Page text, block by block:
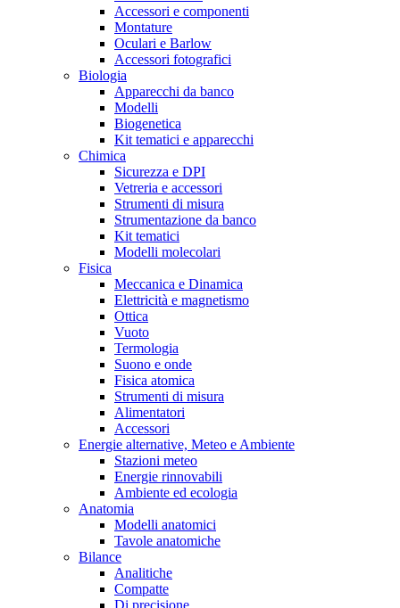
Accessori e componenti
Montature
Oculari e Barlow
Accessori fotografici
Biologia
Apparecchi da banco
Modelli
Biogenetica
Kit tematici e apparecchi
Chimica
Sicurezza e DPI
Vetreria e accessori
Strumenti di misura
Strumentazione da banco
Kit tematici
Modelli molecolari
Fisica
Meccanica e Dinamica
Elettricità e magnetismo
Ottica
Vuoto
Termologia
Suono e onde
Fisica atomica
Strumenti di misura
Alimentatori
Accessori
Energie alternative, Meteo e Ambiente
Stazioni meteo
Energie rinnovabili
Ambiente ed ecologia
Anatomia
Modelli anatomici
Tavole anatomiche
Bilance
Analitiche
Compatte
Di precisione